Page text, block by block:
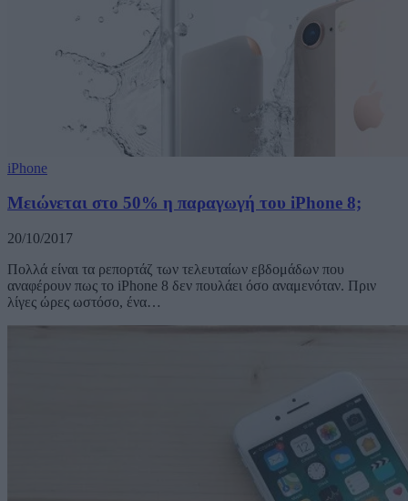
iPhone
Μειώνεται στο 50% η παραγωγή του iPhone 8;
20/10/2017
Πολλά είναι τα ρεπορτάζ των τελευταίων εβδομάδων που
αναφέρουν πως το iPhone 8 δεν πουλάει όσο αναμενόταν. Πριν
λίγες ώρες ωστόσο, ένα…